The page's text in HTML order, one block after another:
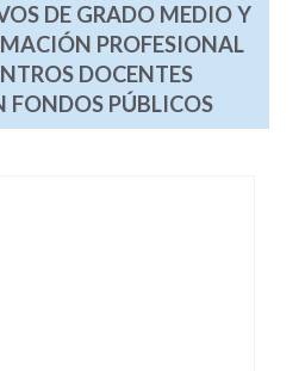
DE GRADO MEDIO Y
PROFESIONAL
DOCENTES
FONDOS PÚBLICOS